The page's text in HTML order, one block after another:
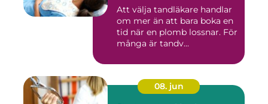
Att välja tandläkare handlar
om mer än att bara boka en
tid när en plomb lossnar. För
många är tandv...
08. jun